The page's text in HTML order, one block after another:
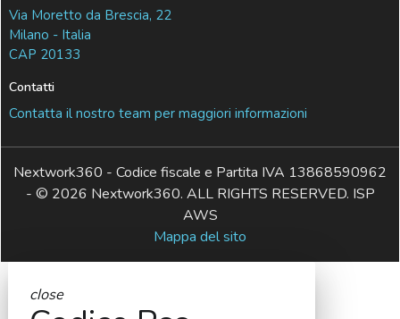
Via Moretto da Brescia, 22
Milano - Italia
CAP 20133
Contatti
Contatta il nostro team per maggiori informazioni
Nextwork360 - Codice fiscale e Partita IVA 13868590962
- © 2026 Nextwork360. ALL RIGHTS RESERVED. ISP
AWS
Mappa del sito
close